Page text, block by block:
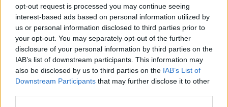
opt-out request is processed you may continue seeing
interest-based ads based on personal information utilized by
us or personal information disclosed to third parties prior to
your opt-out. You may separately opt-out of the further
disclosure of your personal information by third parties on the
IAB’s list of downstream participants. This information may
also be disclosed by us to third parties on the IAB’s List of
Downstream Participants that may further disclose it to other